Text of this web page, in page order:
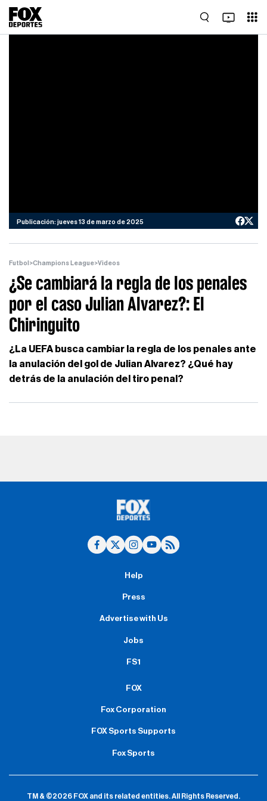
Publicación: jueves 13 de marzo de 2025
Futbol >Champions League>Videos
¿Se cambiará la regla de los penales
por el caso Julian Alvarez?: El
Chiringuito
¿La UEFA busca cambiar la regla de los penales ante
la anulación del gol de Julian Alvarez? ¿Qué hay
detrás de la anulación del tiro penal?
Help
Press
Advertise with Us
Jobs
FS1
FOX
Fox Corporation
FOX Sports Supports
Fox Sports
TM & ©2026 FOX and its related entities.All Rights Reserved.